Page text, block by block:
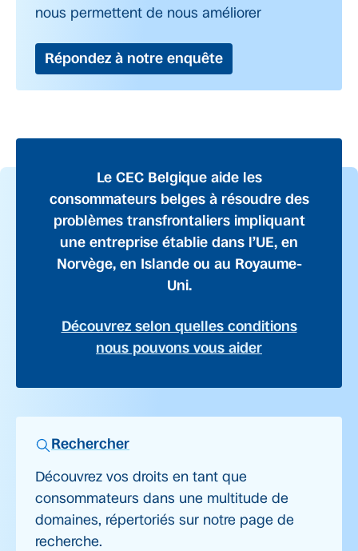
nous permettent de nous améliorer
Répondez à notre enquête
Le CEC Belgique aide les
consommateurs belges à résoudre des
problèmes transfrontaliers impliquant
une entreprise établie dans l’UE, en
Norvège, en Islande ou au Royaume-
Uni.
Découvrez selon quelles conditions
nous pouvons vous aider
Rechercher
Découvrez vos droits en tant que
consommateurs dans une multitude de
domaines, répertoriés sur notre page de
recherche.